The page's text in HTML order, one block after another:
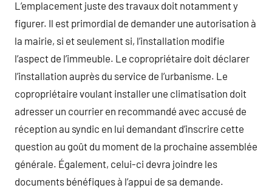
L’emplacement juste des travaux doit notamment y
figurer. Il est primordial de demander une autorisation à
la mairie, si et seulement si, l’installation modifie
l’aspect de l’immeuble. Le copropriétaire doit déclarer
l’installation auprès du service de l’urbanisme. Le
copropriétaire voulant installer une climatisation doit
adresser un courrier en recommandé avec accusé de
réception au syndic en lui demandant d’inscrire cette
question au goût du moment de la prochaine assemblée
générale. Également, celui-ci devra joindre les
documents bénéfiques à l’appui de sa demande.